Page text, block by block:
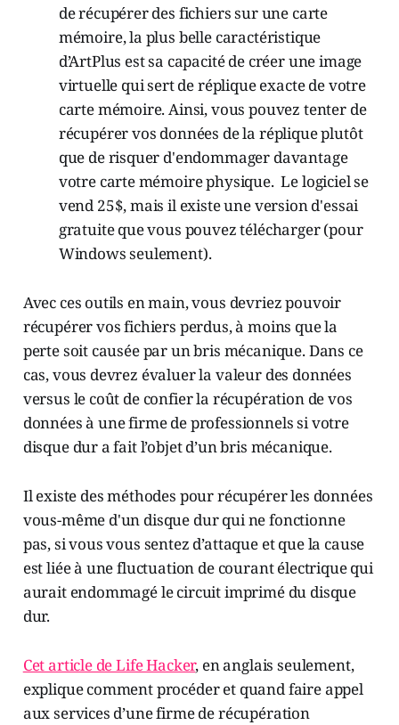
de récupérer des fichiers sur une carte
mémoire, la plus belle caractéristique
d’ArtPlus est sa capacité de créer une image
virtuelle qui sert de réplique exacte de votre
carte mémoire. Ainsi, vous pouvez tenter de
récupérer vos données de la réplique plutôt
que de risquer d'endommager davantage
votre carte mémoire physique. Le logiciel se
vend 25$, mais il existe une version d'essai
gratuite que vous pouvez télécharger (pour
Windows seulement).
Avec ces outils en main, vous devriez pouvoir
récupérer vos fichiers perdus, à moins que la
perte soit causée par un bris mécanique. Dans ce
cas, vous devrez évaluer la valeur des données
versus le coût de confier la récupération de vos
données à une firme de professionnels si votre
disque dur a fait l’objet d’un bris mécanique.
Il existe des méthodes pour récupérer les données
vous-même d'un disque dur qui ne fonctionne
pas, si vous vous sentez d’attaque et que la cause
est liée à une fluctuation de courant électrique qui
aurait endommagé le circuit imprimé du disque
dur.
Cet article de Life Hacker, en anglais seulement,
explique comment procéder et quand faire appel
aux services d’une firme de récupération